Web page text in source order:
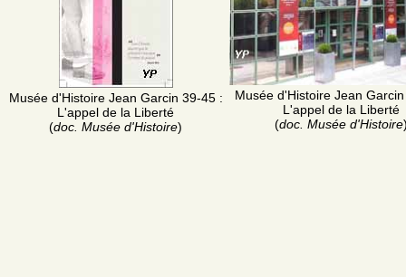
Musée d'Histoire Jean Garcin 39-45 :
L'appel de la Liberté
(doc. Musée d'Histoire)
Musée d'Histoire Jean
L'appel de la Liberté
(doc. Musée d'Histoire